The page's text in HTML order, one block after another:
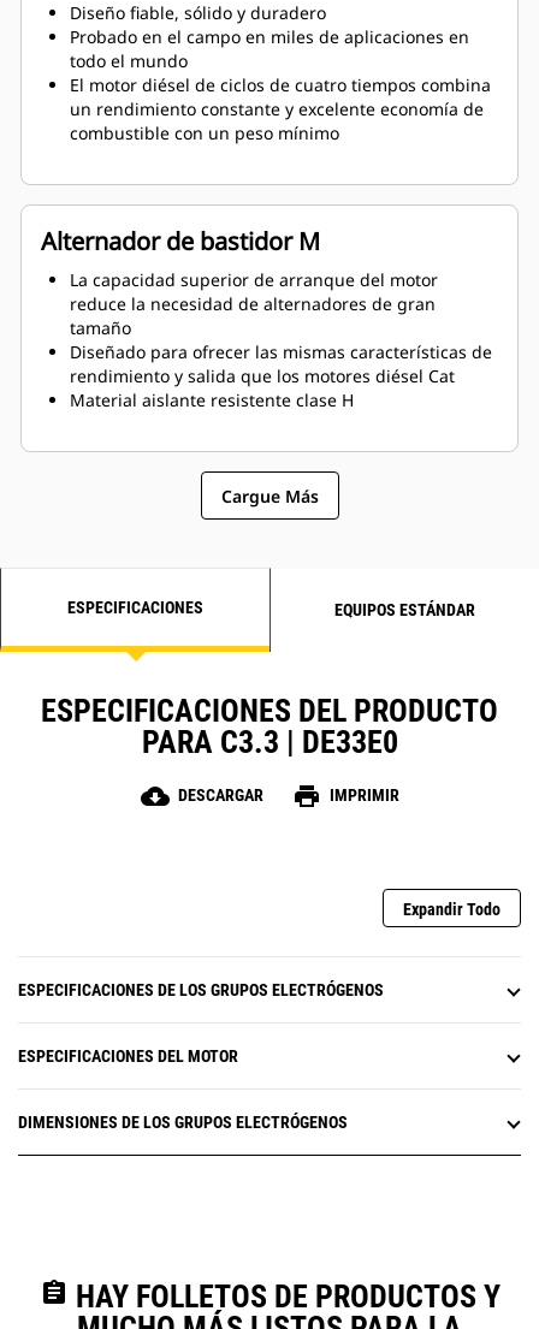
Diseño fiable, sólido y duradero
Probado en el campo en miles de aplicaciones en
todo el mundo
El motor diésel de ciclos de cuatro tiempos combina
un rendimiento constante y excelente economía de
combustible con un peso mínimo
Alternador de bastidor M
La capacidad superior de arranque del motor
reduce la necesidad de alternadores de gran
tamaño
Diseñado para ofrecer las mismas características de
rendimiento y salida que los motores diésel Cat
Material aislante resistente clase H
Cargue Más
ESPECIFICACIONES EQUIPOS ESTÁNDAR
ESPECIFICACIONES DEL PRODUCTO
PARA C3.3 | DE33E0
cloud_download DESCARGAR print IMPRIMIR
Expandir Todo
ESPECIFICACIONES DE LOS GRUPOS ELECTRÓGENOS
ESPECIFICACIONES DEL MOTOR
DIMENSIONES DE LOS GRUPOS ELECTRÓGENOS
assignment HAY FOLLETOS DE PRODUCTOS Y